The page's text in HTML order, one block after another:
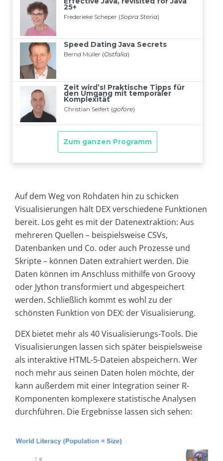
Auf dem Weg von Rohdaten hin zu schicken
Visualisierungen hält DEX verschiedene Funktionen
bereit. Los geht es mit der Datenextraktion: Aus
mehreren Quellen – beispielsweise CSVs,
Datenbanken und Co. oder auch Prozesse und
Skripte – können Daten extrahiert werden. Die
Daten können im Anschluss mithilfe von Groovy
oder Jython transformiert und abgespeichert
werden. Schließlich kommt es wohl zu der
schönsten Funktion von DEX: der Visualisierung.
DEX bietet mehr als 40 Visualisierungs-Tools. Die
Visualisierungen lassen sich später beispielsweise
als interaktive HTML-5-Dateien abspeichern. Wer
noch mehr aus seinen Daten holen möchte, der
kann außerdem mit einer Integration seiner R-
Komponenten komplexere statistische Analysen
durchführen. Die Ergebnisse lassen sich sehen: